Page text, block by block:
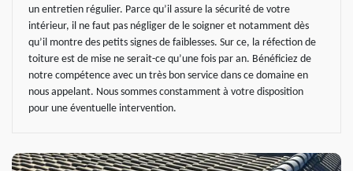
un entretien régulier. Parce qu’il assure la sécurité de votre
intérieur, il ne faut pas négliger de le soigner et notamment dès
qu’il montre des petits signes de faiblesses. Sur ce, la réfection de
toiture est de mise ne serait-ce qu’une fois par an. Bénéficiez de
notre compétence avec un très bon service dans ce domaine en
nous appelant. Nous sommes constamment à votre disposition
pour une éventuelle intervention.